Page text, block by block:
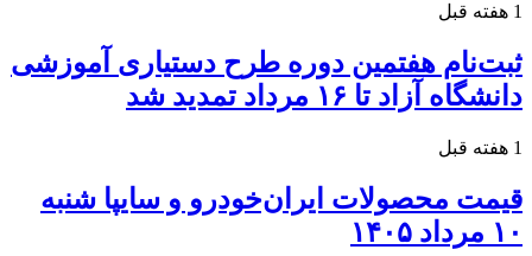
1 هفته قبل
ثبت‌نام هفتمین دوره طرح دستیاری آموزشی
دانشگاه آزاد تا ۱۶ مرداد تمدید شد
1 هفته قبل
قیمت محصولات ایران‌خودرو و سایپا شنبه
۱۰ مرداد ۱۴۰۵